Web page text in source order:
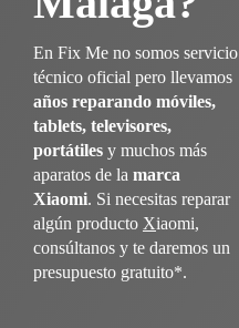
En Fix Me no somos servicio
técnico oficial pero llevamos
años reparando móviles,
tablets, televisores,
portátilesy muchos más
aparatos de la marca
Xiaomi. Si necesitas reparar
algún producto Xiaomi,
consúltanos y te daremos un
presupuesto gratuito*.